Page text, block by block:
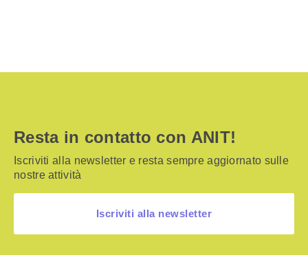
Resta in contatto con ANIT!
Iscriviti alla newsletter e resta sempre aggiornato sulle
nostre attività
Iscriviti alla newsletter